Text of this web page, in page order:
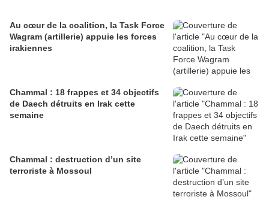
Au cœur de la coalition, la Task Force
Wagram (artillerie) appuie les forces
irakiennes
Chammal : 18 frappes et 34 objectifs
de Daech détruits en Irak cette
semaine
Chammal : destruction d’un site
terroriste à Mossoul